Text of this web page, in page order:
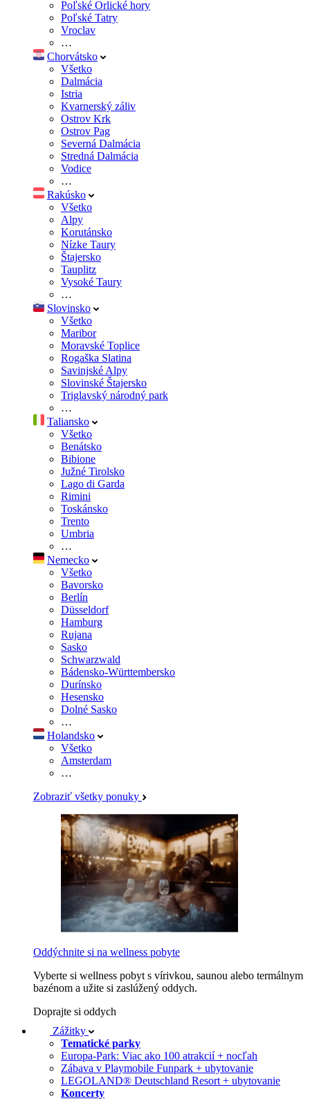
Poľské Orlické hory
Poľské Tatry
Vroclav
…
Chorvátsko
Všetko
Dalmácia
Istria
Kvarnerský záliv
Ostrov Krk
Ostrov Pag
Severná Dalmácia
Stredná Dalmácia
Vodice
…
Rakúsko
Všetko
Alpy
Korutánsko
Nízke Taury
Štajersko
Tauplitz
Vysoké Taury
…
Slovinsko
Všetko
Maribor
Moravské Toplice
Rogaška Slatina
Savinjské Alpy
Slovinské Štajersko
Triglavský národný park
…
Taliansko
Všetko
Benátsko
Bibione
Južné Tirolsko
Lago di Garda
Rimini
Toskánsko
Trento
Umbria
…
Nemecko
Všetko
Bavorsko
Berlín
Düsseldorf
Hamburg
Rujana
Sasko
Schwarzwald
Bádensko-Württembersko
Durínsko
Hesensko
Dolné Sasko
…
Holandsko
Všetko
Amsterdam
…
Zobraziť všetky ponuky
Oddýchnite si na wellness pobyte
Vyberte si wellness pobyt s vírivkou, saunou alebo termálnym
bazénom a užite si zaslúžený oddych.
Doprajte si oddych
Zážitky
Tematické parky
Europa-Park: Viac ako 100 atrakcií + nocľah
Zábava v Playmobile Funpark + ubytovanie
LEGOLAND® Deutschland Resort + ubytovanie
Koncerty